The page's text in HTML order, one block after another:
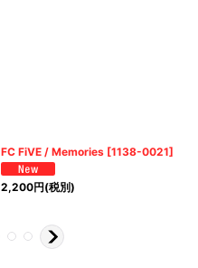
FC FiVE / Memories [1138-0021]
2,200円(税別)